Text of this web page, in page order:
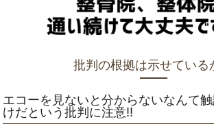
批判の根拠は示せている
エコーを見ないと分からないなんて
けだという批判に注意‼